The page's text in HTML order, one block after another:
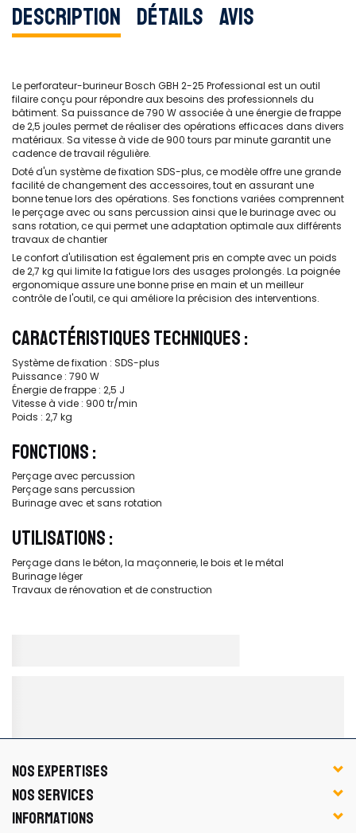
Description Détails Avis
Le perforateur-burineur Bosch GBH 2-25 Professional est un outil
filaire conçu pour répondre aux besoins des professionnels du
bâtiment. Sa puissance de 790 W associée à une énergie de frappe
de 2,5 joules permet de réaliser des opérations efficaces dans divers
matériaux. Sa vitesse à vide de 900 tours par minute garantit une
cadence de travail régulière.
Doté d'un système de fixation SDS-plus, ce modèle offre une grande
facilité de changement des accessoires, tout en assurant une
bonne tenue lors des opérations. Ses fonctions variées comprennent
le perçage avec ou sans percussion ainsi que le burinage avec ou
sans rotation, ce qui permet une adaptation optimale aux différents
travaux de chantier
Le confort d'utilisation est également pris en compte avec un poids
de 2,7 kg qui limite la fatigue lors des usages prolongés. La poignée
ergonomique assure une bonne prise en main et un meilleur
contrôle de l'outil, ce qui améliore la précision des interventions.
CARACTÉRISTIQUES TECHNIQUES :
Système de fixation : SDS-plus
Puissance : 790 W
Énergie de frappe : 2,5 J
Vitesse à vide : 900 tr/min
Poids : 2,7 kg
FONCTIONS :
Perçage avec percussion
Perçage sans percussion
Burinage avec et sans rotation
UTILISATIONS :
Perçage dans le béton, la maçonnerie, le bois et le métal
Burinage léger
Travaux de rénovation et de construction
NOS EXPERTISES
NOS SERVICES
INFORMATIONS